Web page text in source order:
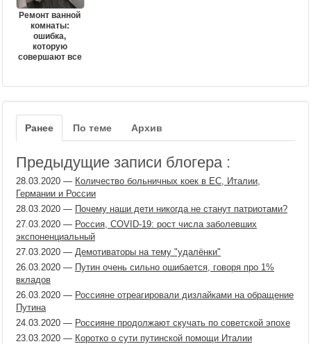
Ремонт ванной
комнаты:
ошибка,
которую
совершают все
Ранее По теме Архив
Предыдущие записи блогера :
28.03.2020 — Количество больничных коек в ЕС, Италии,
Германии и России
28.03.2020 — Почему наши дети никогда не станут патриотами?
27.03.2020 — Россия, COVID-19: рост числа заболевших
экспоненциальный
27.03.2020 — Демотиваторы на тему "удалёнки"
26.03.2020 — Путин очень сильно ошибается, говоря про 1%
вкладов
26.03.2020 — Россияне отреагировали дизлайками на обращение
Путина
24.03.2020 — Россияне продолжают скучать по советской эпохе
23.03.2020 — Коротко о сути путинской помощи Италии